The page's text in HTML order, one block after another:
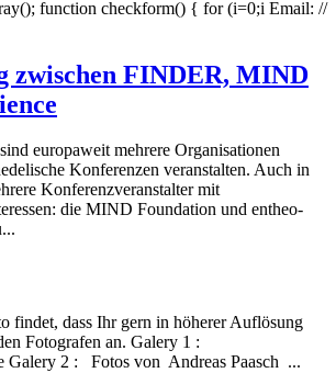
function checkform() { for (i=0;i Email: //
zwischen FINDER, MIND
europaweit mehrere Organisationen
Konferenzen veranstalten. Auch in
Konferenzveranstalter mit
die MIND Foundation und entheo-
findet, dass Ihr gern in höherer Auflösung
Fotografen an. Galery 1 :
Galery 2 : Fotos von Andreas Paasch ...